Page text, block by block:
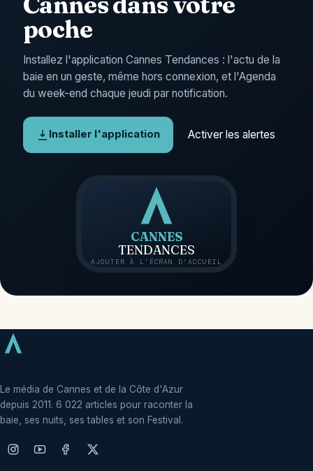
poche
Installez l'application Cannes Tendances : l'actu de la
baie en un geste, même hors connexion, et l'Agenda
du week-end chaque jeudi par notification.
Installer l'application Activer les alertes
CANNES
TENDANCES
AJOUTER À L'ÉCRAN D'ACCUEIL
Le média de Cannes et de la Côte d'Azur
depuis 2011. 6 022 articles pour raconter la
baie, ses nuits, ses tables et son Festival.